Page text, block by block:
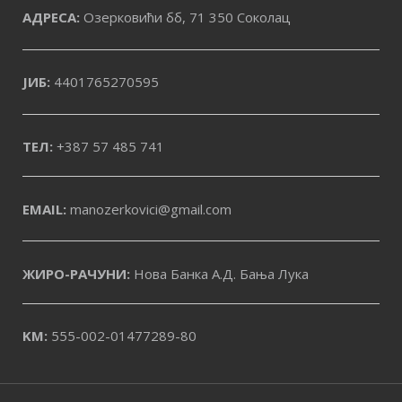
АДРЕСА: Озерковићи бб, 71 350 Соколац
ЈИБ: 4401765270595
ТЕЛ: +387 57 485 741
EMAIL: manozerkovici@gmail.com
ЖИРО-РАЧУНИ: Нова Банка А.Д. Бања Лука
KM: 555-002-01477289-80